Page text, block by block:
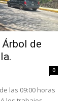
de
0
las 09:00 horas